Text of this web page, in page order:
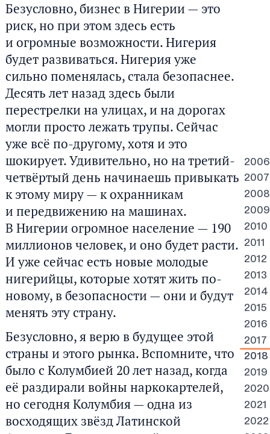
2006
2007
2008
2009
2010
2011
2012
2013
2014
2015
2016
2017
2018
2019
2020
2021
2022
Безусловно, бизнес в Нигерии — это
риск, но при этом здесь есть
и огромные возможности. Нигерия
будет развиваться. Нигерия уже
сильно поменялась, стала безопаснее.
Десять лет назад здесь были
перестрелки на улицах, и на дорогах
могли просто лежать трупы. Сейчас
уже всё по-другому, хотя и это
шокирует. Удивительно, но на третий-
четвёртый день начинаешь привыкать
к этому миру — к охранникам
и передвижению на машинах.
В Нигерии огромное население — 190
миллионов человек, и оно будет расти.
И уже сейчас есть новые молодые
нигерийцы, которые хотят жить по-
новому, в безопасности — они и будут
менять эту страну.
Безусловно, я верю в будущее этой
страны и этого рынка. Вспомните, что
было с Колумбией 20 лет назад, когда
её раздирали войны наркокартелей,
но сегодня Колумбия — одна из
восходящих звёзд Латинской